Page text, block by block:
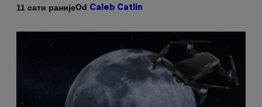
11 сати ранијеOd Caleb Catlin